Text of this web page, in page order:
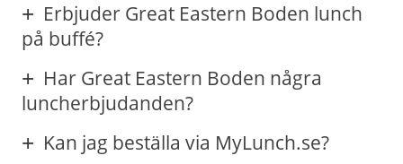
Erbjuder Great Eastern Boden lunch
på buffé?
Har Great Eastern Boden några
luncherbjudanden?
Kan jag beställa via MyLunch.se?